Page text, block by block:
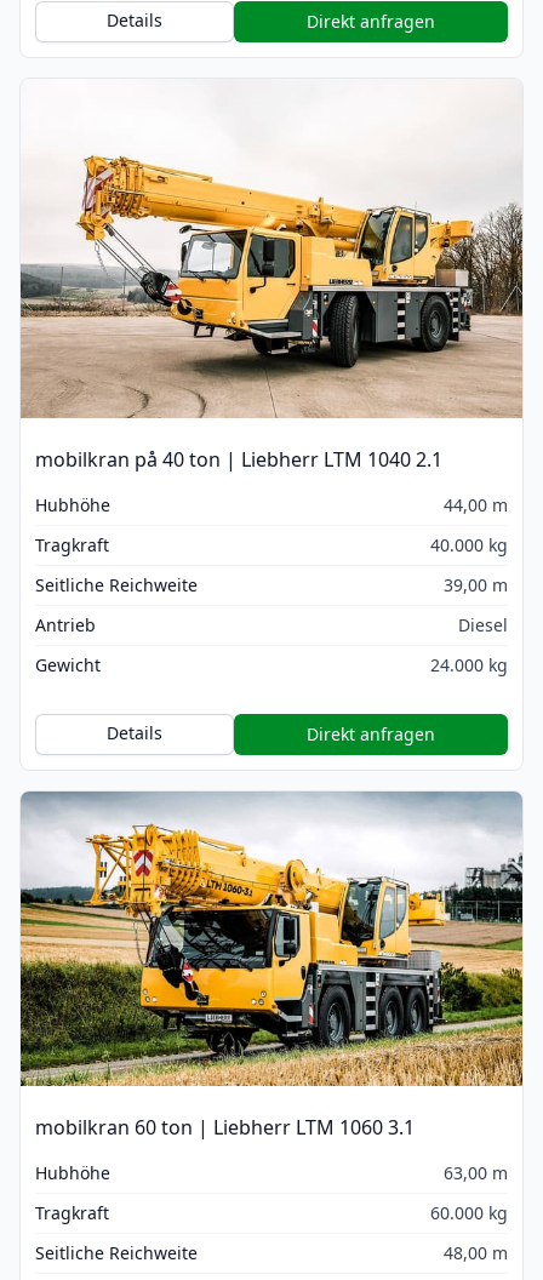
Details Direkt anfragen
mobilkran på 40 ton | Liebherr LTM 1040 2.1
Hubhöhe
44,00 m
Tragkraft
40.000 kg
Seitliche Reichweite
39,00 m
Antrieb
Diesel
Gewicht
24.000 kg
Details Direkt anfragen
mobilkran 60 ton | Liebherr LTM 1060 3.1
Hubhöhe
63,00 m
Tragkraft
60.000 kg
Seitliche Reichweite
48,00 m